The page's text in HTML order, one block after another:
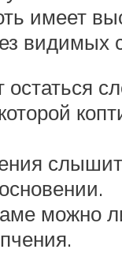
имеет
видимых
остаться
можно